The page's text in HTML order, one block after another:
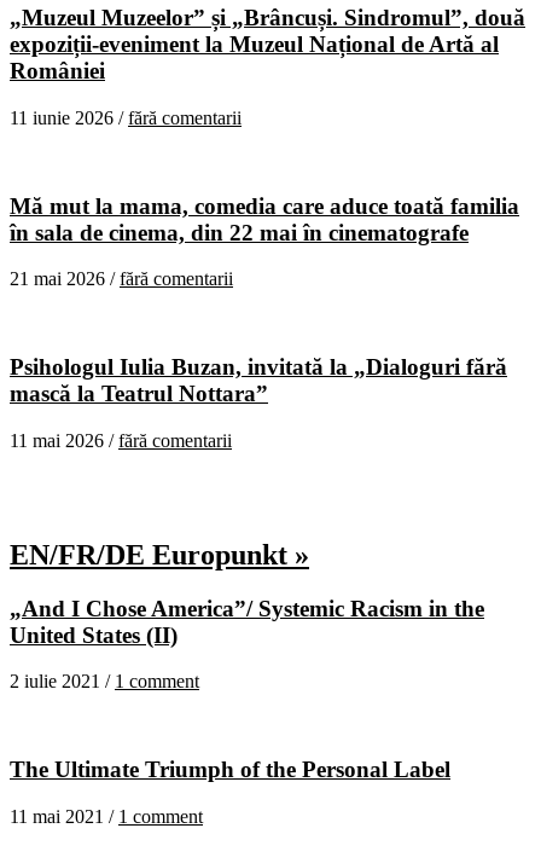
„Muzeul Muzeelor” și „Brâncuși. Sindromul”, două
expoziții-eveniment la Muzeul Național de Artă al
României
11 iunie 2026 /fără comentarii
Mă mut la mama, comedia care aduce toată familia
în sala de cinema, din 22 mai în cinematografe
21 mai 2026 /fără comentarii
Psihologul Iulia Buzan, invitată la „Dialoguri fără
mască la Teatrul Nottara”
11 mai 2026 /fără comentarii
EN/FR/DE Europunkt »
„And I Chose America”/ Systemic Racism in the
United States (II)
2 iulie 2021 / 1 comment
The Ultimate Triumph of the Personal Label
11 mai 2021 / 1 comment